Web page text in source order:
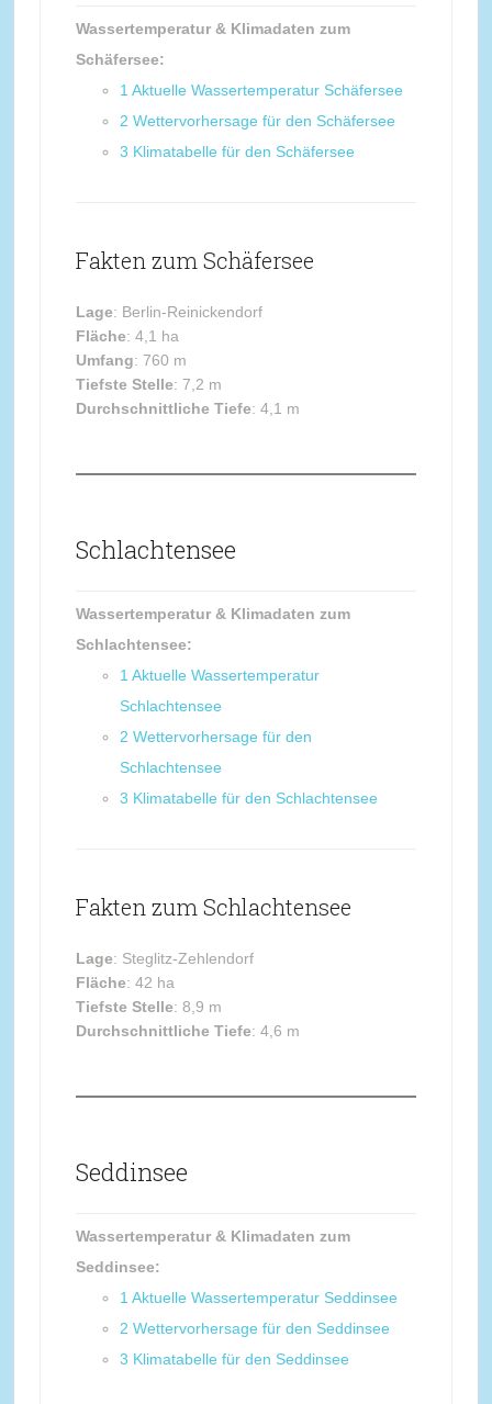
Wassertemperatur & Klimadaten zum
Schäfersee:
1 Aktuelle Wassertemperatur Schäfersee
2 Wettervorhersage für den Schäfersee
3 Klimatabelle für den Schäfersee
Fakten zum Schäfersee
Lage: Berlin-Reinickendorf
Fläche: 4,1 ha
Umfang: 760 m
Tiefste Stelle: 7,2 m
Durchschnittliche Tiefe: 4,1 m
Schlachtensee
Wassertemperatur & Klimadaten zum
Schlachtensee:
1 Aktuelle Wassertemperatur
Schlachtensee
2 Wettervorhersage für den
Schlachtensee
3 Klimatabelle für den Schlachtensee
Fakten zum Schlachtensee
Lage: Steglitz-Zehlendorf
Fläche: 42 ha
Tiefste Stelle: 8,9 m
Durchschnittliche Tiefe: 4,6 m
Seddinsee
Wassertemperatur & Klimadaten zum
Seddinsee:
1 Aktuelle Wassertemperatur Seddinsee
2 Wettervorhersage für den Seddinsee
3 Klimatabelle für den Seddinsee